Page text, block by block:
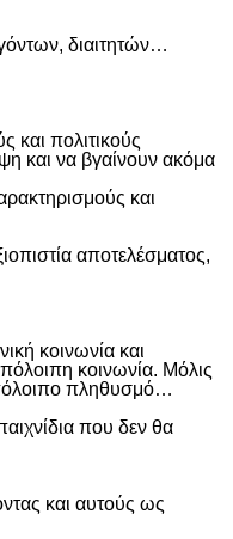
διαιτητών…
και πολιτικούς
και να βγαίνουν ακόμα
και
αποτελέσματος,
κοινωνία και
κοινωνία. Μόλις
πληθυσμό…
που δεν θα
και αυτούς ως